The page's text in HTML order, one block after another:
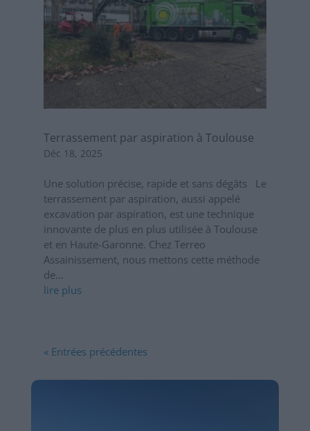
Terrassement par aspiration à Toulouse
Déc 18, 2025
Une solution précise, rapide et sans dégâts Le
terrassement par aspiration, aussi appelé
excavation par aspiration, est une technique
innovante de plus en plus utilisée à Toulouse
et en Haute-Garonne. Chez Terreo
Assainissement, nous mettons cette méthode
de...
lire plus
« Entrées précédentes